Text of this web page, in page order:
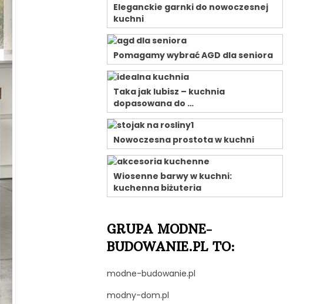
Eleganckie garnki do nowoczesnej
kuchni
Pomagamy wybrać AGD dla seniora
Taka jak lubisz – kuchnia
dopasowana do …
Nowoczesna prostota w kuchni
Wiosenne barwy w kuchni:
kuchenna biżuteria
GRUPA MODNE-
BUDOWANIE.PL TO:
modne-budowanie.pl
modny-dom.pl